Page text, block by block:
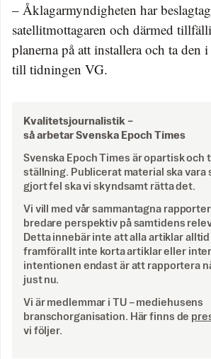
– Åklagarmyndigheten har
satellitmottagaren och därmed
planerna på att installera och ta den
till tidningen VG.
Kvalitetsjournalistik –
så arbetar Svenska Epoch Times
Svenska Epoch Times är opartisk och
ställning. Publicerat material ska vara
gjort fel ska vi skyndsamt rätta det.
Vi vill med vår sammantagna
bredare perspektiv på samtidens
Detta innebär inte att alla artiklar alltid
framförallt inte korta artiklar eller
intentionen endast är att rapportera
just nu.
Vi är medlemmar i TU – mediehusens
branschorganisation. Här finns de
vi följer.